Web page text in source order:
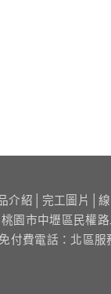
介紹 完工圖片 │
園市中壢區民權
付費電話： 北區服